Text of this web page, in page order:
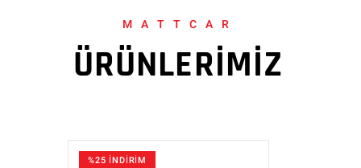
MATTCAR
ÜRÜNLERİMİZ
%25 İNDİRİM